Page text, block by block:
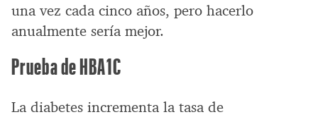
una vez cada cinco años, pero hacerlo
anualmente sería mejor.
Prueba de HBA1C
La diabetes incrementa la tasa de